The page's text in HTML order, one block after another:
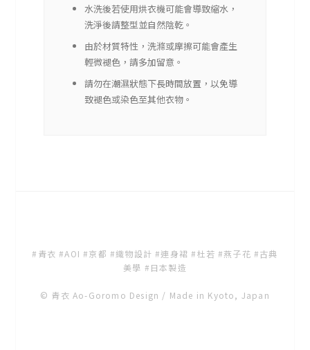
水洗後若使用烘衣機可能會導致縮水，
洗淨後請整型並自然陰乾。
由於材質特性，洗滌或摩擦可能會產生
輕微褪色，請多加留意。
請勿在潮濕狀態下長時間放置，以免導
致褪色或染色至其他衣物。
#青衣 #AOI #京都 #織物設計 #連身裙 #杜若 #燕子花 #古典
美學 #日本製造
© 青衣 Ao-Goromo Design / Made in Kyoto, Japan